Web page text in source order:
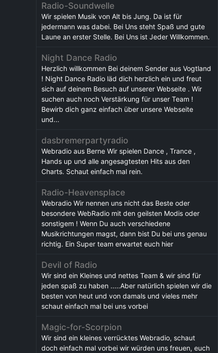
Radio-Soundwelle
Wir spielen Musik von Alt bis Jung. Da ist für
jedermann was dabei. Bei Uns steht Spaß und gute
Laune an erster Stelle. Bei Uns ist Jeder Willkommen.
Night Dance Radio
Herzlich willkommen Bei deinem Sender aus Vogtland
! Night Dance Radio läd dich herzlich ein und freut
sich auf deinem Besuch auf unserer Webseite . Wir
suchen auch noch Verstärkung für unser Team !
Bewirb dich ganz einfach über unsere Webseite
und...
dasbremerpartyradio
Webradio aus Berne Wir spielen Dance , Trance ,
Hands up und alle angesagtesten Hits aus den
Charts. Schaut einfach mal rein.
Radio-Heavensplace
Webradio Wir nennen uns nicht das Beste oder
besondere WebRadio mit den geilsten Modis oder
sonstigem ! Wenn Du auch verschiedene
Musikrichtungen magst, dann bist Du bei uns genau
richtig. Ein Super team erwartet euch hier
Devil of Radio
Wir sind ein Kleines und nettes Team & wir sind für
jeden spaß zu haben .....Aber natürlich spielen wir die
besten von heut und von damals und vieles mehr
schaut einfach mal bei uns vorbei
Magic-for-Scorpion
Wir sind ein kleines verrücktes Webradio, schaut
doch einfach mal vorbei wir würden uns freuen, euch